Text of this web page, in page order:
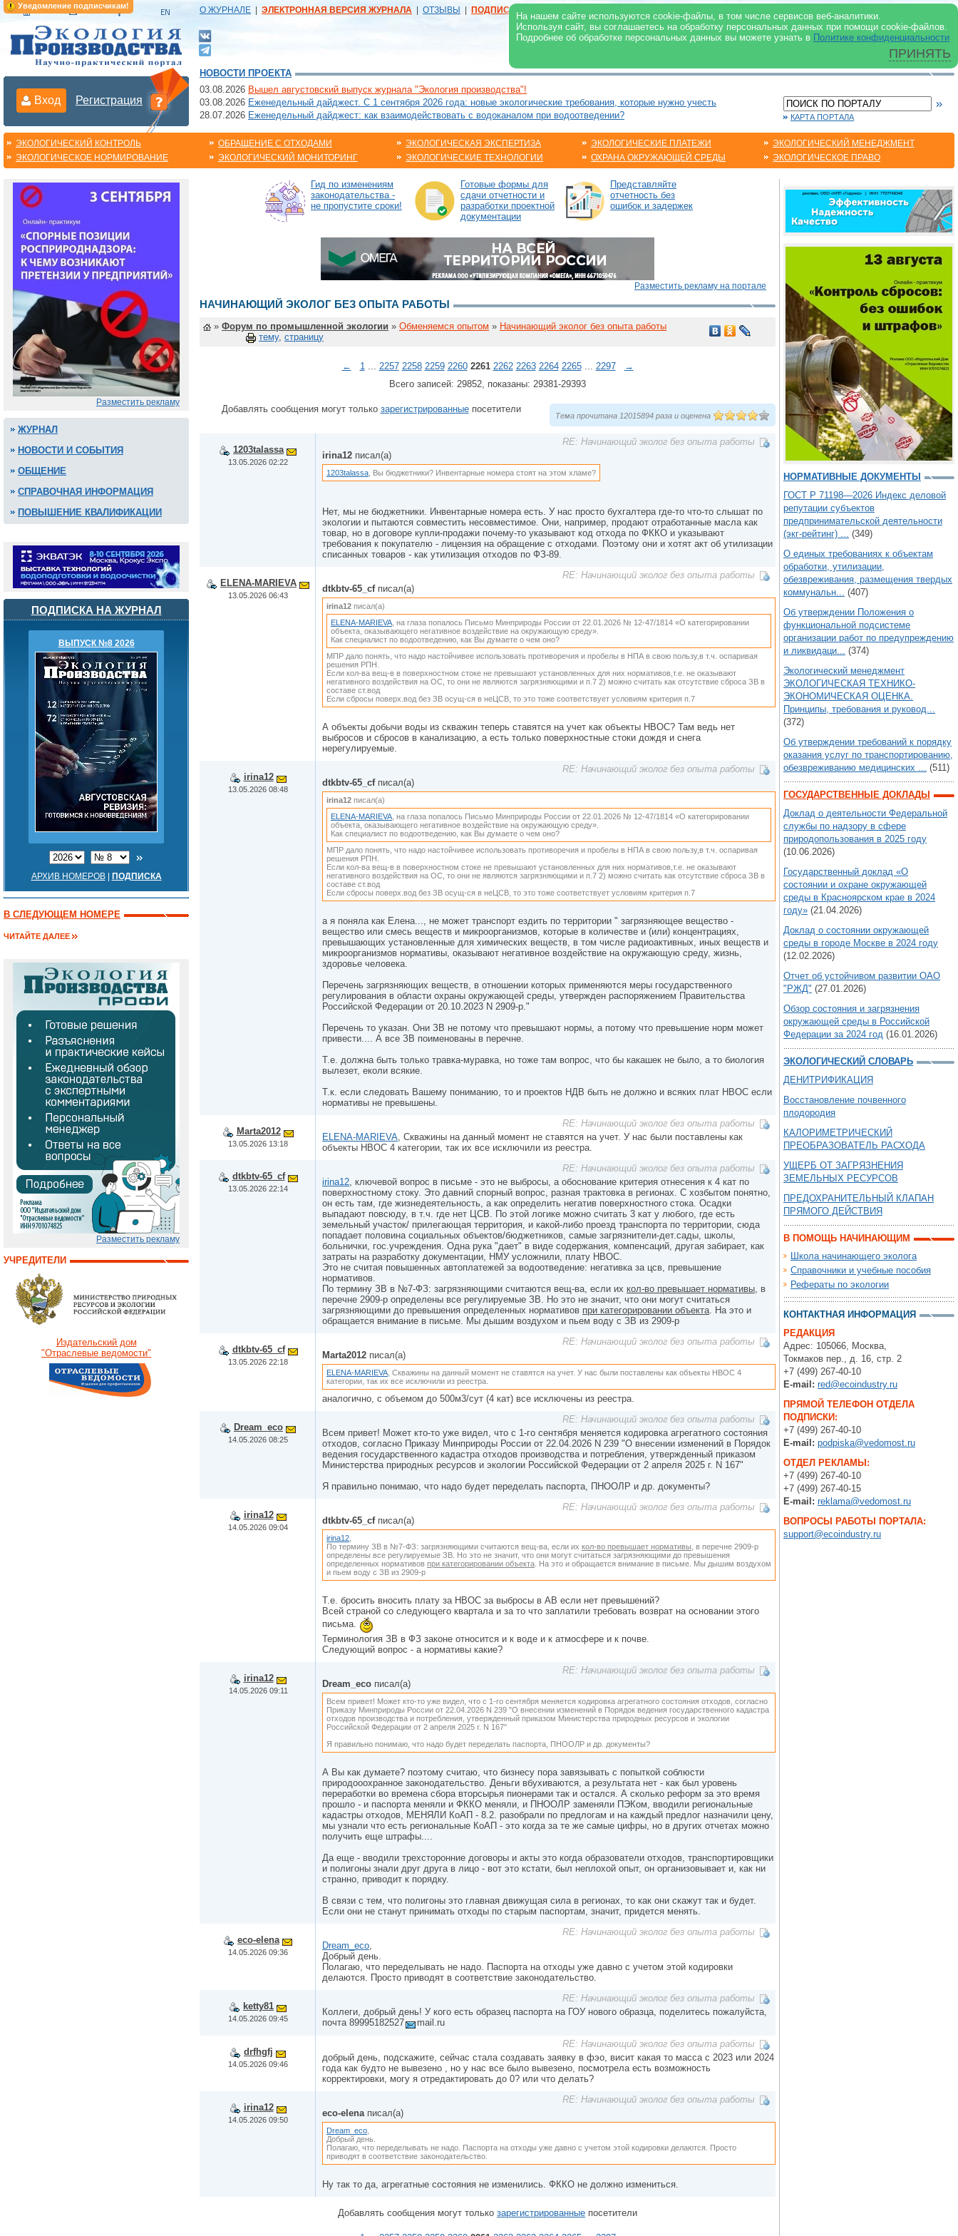
Уведомление подписчикам!
На нашем сайте используются cookie-файлы, в том числе сервисов веб-аналитики.
Используя сайт, вы соглашаетесь на обработку персональных данных при помощи cookie-файлов.
Подробнее об обработке персональных данных вы можете узнать в Политике конфиденциальности
ПРИНЯТЬ
О ЖУРНАЛЕ ЭЛЕКТРОННАЯ ВЕРСИЯ ЖУРНАЛА ОТЗЫВЫ ПОДПИСКА | В ЖУРНАЛЕ В ИНТЕРНЕТ
Вход Регистрация
НОВОСТИ ПРОЕКТА
03.08.2026 Вышел августовский выпуск журнала "Экология производства"!
03.08.2026 Еженедельный дайджест. С 1 сентября 2026 года: новые экологические требования, которые нужно учесть
28.07.2026 Еженедельный дайджест: как взаимодействовать с водоканалом при водоотведении? КАРТА ПОРТАЛА
ЭКОЛОГИЧЕСКИЙ КОНТРОЛЬ
ЭКОЛОГИЧЕСКОЕ НОРМИРОВАНИЕ
ОБРАЩЕНИЕ С ОТХОДАМИ
ЭКОЛОГИЧЕСКИЙ МОНИТОРИНГ
ЭКОЛОГИЧЕСКАЯ ЭКСПЕРТИЗА
ЭКОЛОГИЧЕСКИЕ ТЕХНОЛОГИИ
ЭКОЛОГИЧЕСКИЕ ПЛАТЕЖИ
ОХРАНА ОКРУЖАЮЩЕЙ СРЕДЫ
ЭКОЛОГИЧЕСКИЙ МЕНЕДЖМЕНТ
ЭКОЛОГИЧЕСКОЕ ПРАВО
Разместить рекламу
ЖУРНАЛ
НОВОСТИ И СОБЫТИЯ
ОБЩЕНИЕ
СПРАВОЧНАЯ ИНФОРМАЦИЯ
ПОВЫШЕНИЕ КВАЛИФИКАЦИИ
ПОДПИСКА НА ЖУРНАЛ
ВЫПУСК №8 2026
АРХИВ НОМЕРОВ| ПОДПИСКА
В СЛЕДУЮЩЕМ НОМЕРЕ
ЧИТАЙТЕ ДАЛЕЕ
Разместить рекламу
УЧРЕДИТЕЛИ
Издательский дом
"Отраслевые ведомости"
Гид по изменениям
законодательства -
не пропустите сроки!
Готовые формы для
сдачи отчетности и
разработки проектной
документации
Представляйте
отчетность без
ошибок и задержек
Разместить рекламу на портале
НАЧИНАЮЩИЙ ЭКОЛОГ БЕЗ ОПЫТА РАБОТЫ
» Форум по промышленной экологии » Обменяемся опытом » Начинающий эколог без опыта работы
тему, страницу
← 1... 2257 2258 2259 2260 2261 2262 2263 2264 2265... 2297
→
Всего записей: 29852, показаны: 29381-29393
Тема прочитана 12015894 раза и оценена
Добавлять сообщения могут только зарегистрированныепосетители
1203talassa
13.05.2026 02:22
RE: Начинающий эколог без опыта работы
irina12 писал(а)
1203talassa , Вы бюджетники? Инвентарные номера стоят на этом хламе?
Нет, мы не бюджетники. Инвентарные номера есть. У нас просто бухгалтера где-то что-то слышат по
экологии и пытаются совместить несовместимое. Они, например, продают отработанные масла как
товар, но в договоре купли-продажи почему-то указывают код отхода по ФККО и указывают
требования к покупателю - лицензия на обращение с отходами. Поэтому они и хотят акт об утилизации
списанных товаров - как утилизация отходов по ФЗ-89.
ELENA-MARIEVA
13.05.2026 06:43
RE: Начинающий эколог без опыта работы
dtkbtv-65_cfписал(а)
irina12 писал(а)
ELENA-MARIEVA , на глаза попалось Письмо Минприроды России от 22.01.2026 № 12-47/1814 «О категорировании
объекта, оказывающего негативное воздействие на окружающую среду».
Как специалист по водоотведению, как Вы думаете о чем оно?
МПР дало понять, что надо настойчивее использовать противоречия и пробелы в НПА в свою пользу,в т.ч. оспаривая
решения РПН.
Если кол-ва вещ-в в поверхностном стоке не превышают установленных для них нормативов,т.е. не оказывают
негативного воздействия на ОС, то они не являются загрязняющими и п.7 2) можно считать как отсутствие сброса ЗВ в
составе ст.вод
Если сбросы поверх.вод без ЗВ осущ-ся в неЦСВ, то это тоже соответствует условиям критерия п.7
А объекты добычи воды из скважин теперь ставятся на учет как объекты НВОС? Там ведь нет
выбросов и сбросов в канализацию, а есть только поверхностные стоки дождя и снега
нерегулируемые.
irina12
13.05.2026 08:48
RE: Начинающий эколог без опыта работы
dtkbtv-65_cfписал(а)
irina12 писал(а)
ELENA-MARIEVA , на глаза попалось Письмо Минприроды России от 22.01.2026 № 12-47/1814 «О категорировании
объекта, оказывающего негативное воздействие на окружающую среду».
Как специалист по водоотведению, как Вы думаете о чем оно?
МПР дало понять, что надо настойчивее использовать противоречия и пробелы в НПА в свою пользу,в т.ч. оспаривая
решения РПН.
Если кол-ва вещ-в в поверхностном стоке не превышают установленных для них нормативов,т.е. не оказывают
негативного воздействия на ОС, то они не являются загрязняющими и п.7 2) можно считать как отсутствие сброса ЗВ в
составе ст.вод
Если сбросы поверх.вод без ЗВ осущ-ся в неЦСВ, то это тоже соответствует условиям критерия п.7
а я поняла как Елена..., не может транспорт ездить по территории " загрязняющее вещество -
вещество или смесь веществ и микроорганизмов, которые в количестве и (или) концентрациях,
превышающих установленные для химических веществ, в том числе радиоактивных, иных веществ и
микроорганизмов нормативы, оказывают негативное воздействие на окружающую среду, жизнь,
здоровье человека.
Перечень загрязняющих веществ, в отношении которых применяются меры государственного
регулирования в области охраны окружающей среды, утвержден распоряжением Правительства
Российской Федерации от 20.10.2023 N 2909-р."
Перечень то указан. Они ЗВ не потому что превышают нормы, а потому что превышение норм может
привести.... А все ЗВ поименованы в перечне.
Т.е. должна быть только травка-муравка, но тоже там вопрос, что бы какашек не было, а то биология
вылезет, еколи всякие.
Т.к. если следовать Вашему пониманию, то и проектов НДВ быть не должно и всяких плат НВОС если
нормативы не превышены.
Marta2012
13.05.2026 13:18
RE: Начинающий эколог без опыта работы
ELENA-MARIEVA, Скважины на данный момент не ставятся на учет. У нас были поставлены как
объекты НВОС 4 категории, так их все исключили из реестра.
dtkbtv-65_cf
13.05.2026 22:14
RE: Начинающий эколог без опыта работы
irina12, ключевой вопрос в письме - это не выбросы, а обоснование критерия отнесения к 4 кат по
поверхностному стоку. Это давний спорный вопрос, разная трактовка в регионах. С хозбытом понятно,
он есть там, где жизнедеятельность, а как определить негатив поверхностного стока. Осадки
выпадают повсюду, в т.ч. где нет ЦСВ. По этой логике можно считать 3 кат у любого, где есть
земельный участок/ прилегающая территория, и какой-либо проезд транспорта по территории, сюда
попадает половина социальных объектов/бюджетников, самые загрязнители-дет.сады, школы,
больнички, гос.учреждения. Одна рука "дает" в виде содержания, компенсаций, другая забирает, как
затраты на разработку документации, НМУ усложнили, плату НВОС.
Это не считая повышенных автоплатежей за водоотведение: негативка за цсв, превышение
нормативов.
По термину ЗВ в №7-ФЗ: загрязняющими считаются вещ-ва, если их кол-во превышает нормативы, в
перечне 2909-р определены все регулируемые ЗВ. Но это не значит, что они могут считаться
загрязняющими до превышения определенных нормативов при категорировании объекта. На это и
обращается внимание в письме. Мы дышим воздухом и пьем воду с ЗВ из 2909-р
dtkbtv-65_cf
13.05.2026 22:18
RE: Начинающий эколог без опыта работы
Marta2012 писал(а)
ELENA-MARIEVA , Скважины на данный момент не ставятся на учет. У нас были поставлены как объекты НВОС 4
категории, так их все исключили из реестра.
аналогично, с объемом до 500м3/сут (4 кат) все исключены из реестра.
Dream_eco
14.05.2026 08:25
RE: Начинающий эколог без опыта работы
Всем привет! Может кто-то уже видел, что с 1-го сентября меняется кодировка агрегатного состояния
отходов, согласно Приказу Минприроды России от 22.04.2026 N 239 "О внесении изменений в Порядок
ведения государственного кадастра отходов производства и потребления, утвержденный приказом
Министерства природных ресурсов и экологии Российской Федерации от 2 апреля 2025 г. N 167"
Я правильно понимаю, что надо будет переделать паспорта, ПНООЛР и др. документы?
irina12
14.05.2026 09:04
RE: Начинающий эколог без опыта работы
dtkbtv-65_cfписал(а)
irina12
По термину ЗВ в №7-ФЗ: загрязняющими считаются вещ-ва, если их кол-во превышает нормативы , в перечне 2909-р
определены все регулируемые ЗВ. Но это не значит, что они могут считаться загрязняющими до превышения
определенных нормативов при категорировании объекта . На это и обращается внимание в письме. Мы дышим воздухом
и пьем воду с ЗВ из 2909-р
Т.е. бросить вносить плату за НВОС за выбросы в АВ если нет превышений?
Всей страной со следующего квартала и за то что заплатили требовать возврат на основании этого
письма.
Терминология ЗВ в ФЗ законе относится и к воде и к атмосфере и к почве.
Следующий вопрос - а нормативы какие?
irina12
14.05.2026 09:11
RE: Начинающий эколог без опыта работы
Dream_eco писал(а)
Всем привет! Может кто-то уже видел, что с 1-го сентября меняется кодировка агрегатного состояния отходов, согласно
Приказу Минприроды России от 22.04.2026 N 239 "О внесении изменений в Порядок ведения государственного кадастра
отходов производства и потребления, утвержденный приказом Министерства природных ресурсов и экологии
Российской Федерации от 2 апреля 2025 г. N 167"
Я правильно понимаю, что надо будет переделать паспорта, ПНООЛР и др. документы?
А Вы как думаете? поэтому считаю, что бизнесу пора завязывать с попыткой соблюсти
природооохранное законодательство. Деньги вбухиваются, а результата нет - как был уровень
переработки во времена сбора вторсырья пионерами так и остался. А сколько реформ за это время
прошло - и паспорта меняли и ФККО меняли, и ПНООЛР заменяли ПЭКом, вводили региональные
кадастры отходов, МЕНЯЛИ КоАП - 8.2. разобрали по предлогам и на каждый предлог назначили цену,
мы узнали что есть региональные КоАП - это когда за те же самые цифры, но в других отчетах можно
получить еще штрафы....
Да еще - вводили трехсторонние договоры и акты это когда образователи отходов, транспортировщики
и полигоны знали друг друга в лицо - вот это кстати, был неплохой опыт, он организовывает и, как ни
странно, приводит к порядку.
В связи с тем, что полигоны это главная движущая сила в регионах, то как они скажут так и будет.
Если они не станут принимать отходы по старым паспортам, значит, придется менять.
eco-elena
14.05.2026 09:36
RE: Начинающий эколог без опыта работы
Dream_eco,
Добрый день.
Полагаю, что переделывать не надо. Паспорта на отходы уже давно с учетом этой кодировки
делаются. Просто приводят в соответствие законодательство.
ketty81
14.05.2026 09:45
RE: Начинающий эколог без опыта работы
Коллеги, добрый день! У кого есть образец паспорта на ГОУ нового образца, поделитесь пожалуйста,
почта 89995182527
mail.ru
drfhgfj
14.05.2026 09:46
RE: Начинающий эколог без опыта работы
добрый день, подскажите, сейчас стала создавать заявку в фэо, висит какая то масса с 2023 или 2024
года как будто не вывезено , но у нас все было вывезено, посмотрела есть возможность
корректировки, могу я отредактировать до 0? или что делать?
irina12
14.05.2026 09:50
RE: Начинающий эколог без опыта работы
eco-elenaписал(а)
Dream_eco
Добрый день.
Полагаю, что переделывать не надо. Паспорта на отходы уже давно с учетом этой кодировки делаются. Просто
приводят в соответствие законодательство.
Ну так то да, агрегатные состояния не изменились. ФККО не должно измениться.
Добавлять сообщения могут только зарегистрированные посетители
НОРМАТИВНЫЕ ДОКУМЕНТЫ
ГОСТ Р 71198—2026 Индекс деловой
репутации субъектов
предпринимательской деятельности
(экг-рейтинг) ... (349)
О единых требованиях к объектам
обработки, утилизации,
обезвреживания, размещения твердых
коммунальн... (407)
Об утверждении Положения о
функциональной подсистеме
организации работ по предупреждению
и ликвидаци... (374)
Экологический менеджмент
ЭКОЛОГИЧЕСКАЯ ТЕХНИКО-
ЭКОНОМИЧЕСКАЯ ОЦЕНКА.
Принципы, требования и руковод...
(372)
Об утверждении требований к порядку
оказания услуг по транспортированию,
обезвреживанию медицинских ... (511)
ГОСУДАРСТВЕННЫЕ ДОКЛАДЫ
Доклад о деятельности Федеральной
службы по надзору в сфере
природопользования в 2025 году
(10.06.2026)
Государственный доклад «О
состоянии и охране окружающей
среды в Красноярском крае в 2024
году» (21.04.2026)
Доклад о состоянии окружающей
среды в городе Москве в 2024 году
(12.02.2026)
Отчет об устойчивом развитии ОАО
"РЖД" (27.01.2026)
Обзор состояния и загрязнения
окружающей среды в Российской
Федерации за 2024 год (16.01.2026)
ЭКОЛОГИЧЕСКИЙ СЛОВАРЬ
ДЕНИТРИФИКАЦИЯ
Восстановление почвенного
плодородия
КАЛОРИМЕТРИЧЕСКИЙ
ПРЕОБРАЗОВАТЕЛЬ РАСХОДА
УЩЕРБ ОТ ЗАГРЯЗНЕНИЯ
ЗЕМЕЛЬНЫХ РЕСУРСОВ
ПРЕДОХРАНИТЕЛЬНЫЙ КЛАПАН
ПРЯМОГО ДЕЙСТВИЯ
В ПОМОЩЬ НАЧИНАЮЩИМ
Школа начинающего эколога
Справочники и учебные пособия
Рефераты по экологии
КОНТАКТНАЯ ИНФОРМАЦИЯ
РЕДАКЦИЯ
Адрес: 105066, Москва,
Токмаков пер., д. 16, стр. 2
+7 (499) 267-40-10
E-mail: red@ecoindustry.ru
ПРЯМОЙ ТЕЛЕФОН ОТДЕЛА
ПОДПИСКИ:
+7 (499) 267-40-10
E-mail: podpiska@vedomost.ru
ОТДЕЛ РЕКЛАМЫ:
+7 (499) 267-40-10
+7 (499) 267-40-15
E-mail: reklama@vedomost.ru
ВОПРОСЫ РАБОТЫ ПОРТАЛА:
support@ecoindustry.ru